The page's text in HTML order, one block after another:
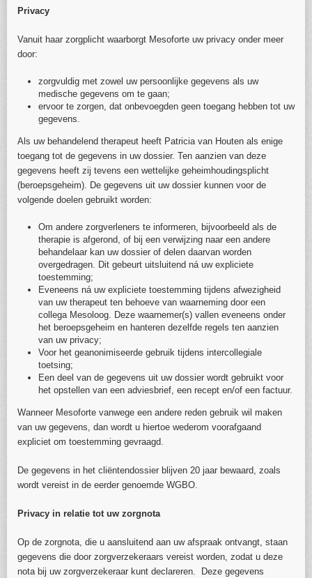
Privacy
Vanuit haar zorgplicht waarborgt Mesoforte uw privacy onder meer
door:
zorgvuldig met zowel uw persoonlijke gegevens als uw
medische gegevens om te gaan;
ervoor te zorgen, dat onbevoegden geen toegang hebben tot uw
gegevens.
Als uw behandelend therapeut heeft Patricia van Houten als enige
toegang tot de gegevens in uw dossier. Ten aanzien van deze
gegevens heeft zij tevens een wettelijke geheimhoudingsplicht
(beroepsgeheim). De gegevens uit uw dossier kunnen voor de
volgende doelen gebruikt worden:
Om andere zorgverleners te informeren, bijvoorbeeld als de
therapie is afgerond, of bij een verwijzing naar een andere
behandelaar kan uw dossier of delen daarvan worden
overgedragen. Dit gebeurt uitsluitend ná uw expliciete
toestemming;
Eveneens ná uw expliciete toestemming tijdens afwezigheid
van uw therapeut ten behoeve van waarneming door een
collega Mesoloog. Deze waarnemer(s) vallen eveneens onder
het beroepsgeheim en hanteren dezelfde regels ten aanzien
van uw privacy;
Voor het geanonimiseerde gebruik tijdens intercollegiale
toetsing;
Een deel van de gegevens uit uw dossier wordt gebruikt voor
het opstellen van een adviesbrief, een recept en/of een factuur.
Wanneer Mesoforte vanwege een andere reden gebruik wil maken
van uw gegevens, dan wordt u hiertoe wederom voorafgaand
expliciet om toestemming gevraagd.
De gegevens in het cliëntendossier blijven 20 jaar bewaard, zoals
wordt vereist in de eerder genoemde WGBO.
Privacy in relatie tot uw zorgnota
Op de zorgnota, die u aansluitend aan uw afspraak ontvangt, staan
gegevens die door zorgverzekeraars vereist worden, zodat u deze
nota bij uw zorgverzekeraar kunt declareren. Deze gegevens